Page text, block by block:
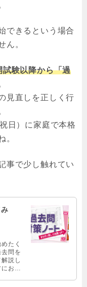
できるという場合
ん。
験以降から「過
見直しを正しく行
日）に家庭で本格
。
事で少し触れてい
たく
問を
説し
おす